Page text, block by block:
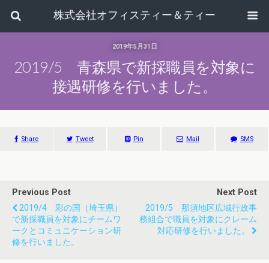
株式会社オフィスティー＆ティー
2019年5月31日
2019/5 青森県で新採職員を対象に
接遇研修を行いました。
Share Tweet Pin Mail SMS
Previous Post
2019/4 彩の国（埼玉県）
で新採職員を対象にチームワ
ークとコミュニケーション研
修を行いました。
Next Post
2019/5 那須地区広域行政事
務組合で職員を対象にクレーム
対応研修を行いました。